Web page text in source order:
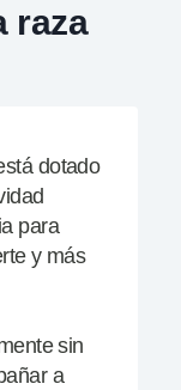
raza
dotado
para
y más
sin
a